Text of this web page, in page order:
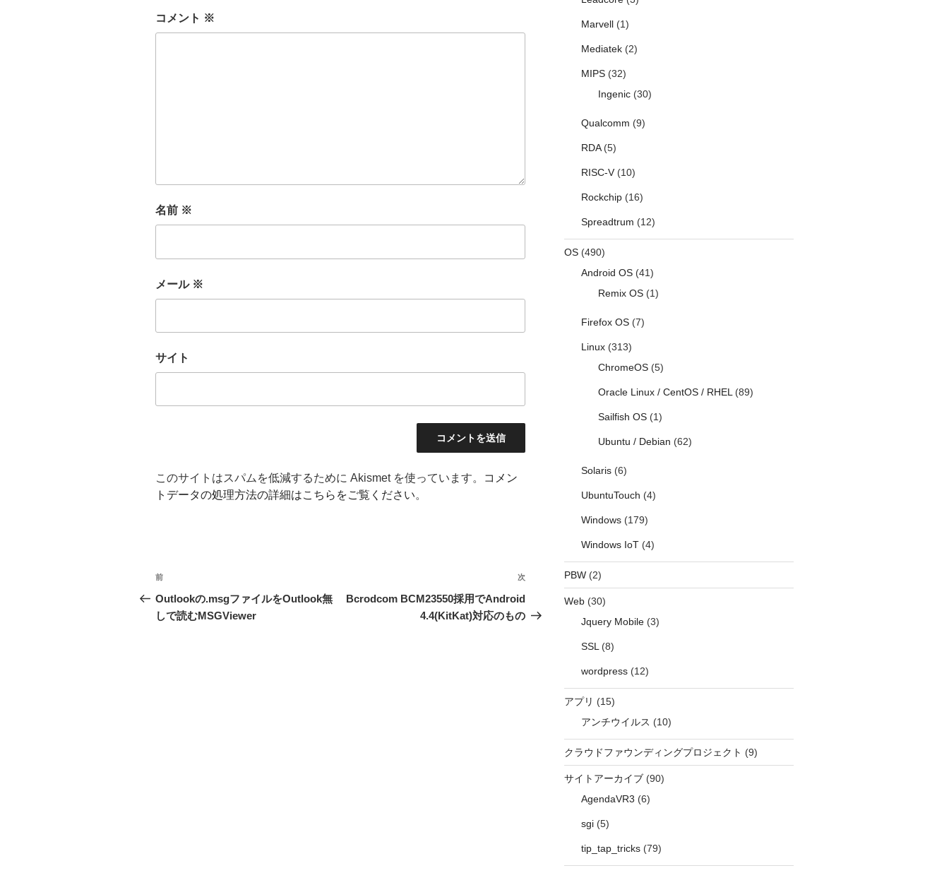
コメント ※
名前 ※
メール ※
サイト
このサイトはスパムを低減するために Akismet を使っています。
コメン
トデータの処理方法の詳細はこちらをご覧ください。
投
稿
ナ
前
の
投
前
Outlookの.msgファイルをOutlook無
しで読むMSGViewer
次
投
次
Bcrodcom BCM23550採用でAndroid
4.4(KitKat)対応のもの
Marvell(1)
Mediatek(2)
MIPS(32)
Ingenic(30)
Qualcomm (9)
RDA(5)
RISC-V(10)
Rockchip(16)
Spreadtrum (12)
OS(490)
Android OS(41)
Remix OS(1)
Firefox OS(7)
Linux(313)
ChromeOS(5)
Oracle Linux / CentOS / RHEL(89)
Sailfish OS(1)
Ubuntu / Debian (62)
Solaris(6)
UbuntuTouch (4)
Windows(179)
Windows IoT(4)
PBW(2)
Web(30)
Jquery Mobile(3)
SSL(8)
wordpress(12)
アプリ (15)
アンチウイルス (10)
クラウドファウンディングプロジェクト (9)
サイトアーカイブ(90)
AgendaVR3 (6)
sgi(5)
tip_tap_tricks(79)